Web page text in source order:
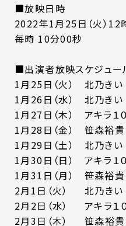
■放映日時
2022年1月25日（火）12
毎時 10分00秒
■出演者放映スケジュー
1月25日（火） 北乃きい
1月26日（水） 北乃きい
1月27日（木） アキラ１
1月28日（金） 笹森裕貴
1月29日（土） 北乃きい
1月30日（日） アキラ１
1月31日（月） 笹森裕貴
2月1日（火） 北乃きい
2月2日（水） アキラ１
2月3日（木） 笹森裕貴